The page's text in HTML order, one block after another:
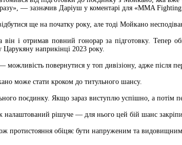
— зазначив Даріуш у коментарі для «MMA
ще на початку року, але тоді Мойкано
він і отримав повний гонорар за підготовку.
наприкінці 2023 року.
повернутися у топ дивізіону, адже після
може стати кроком до титульного шансу.
поєдинку. Якщо зараз виступлю успішно, а потім
рішуче — для нього цей бій шанс
протистояння обіцяє бути напруженим та видовищним.